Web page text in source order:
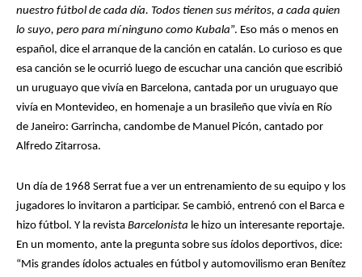
nuestro fútbol de cada día. Todos tienen sus méritos, a cada quien
lo suyo, pero para mí ninguno como Kubala”. Eso más o menos en
español, dice el arranque de la canción en catalán. Lo curioso es que
esa canción se le ocurrió luego de escuchar una canción que escribió
un uruguayo que vivía en Barcelona, cantada por un uruguayo que
vivía en Montevideo, en homenaje a un brasileño que vivía en Río
de Janeiro: Garrincha, candombe de Manuel Picón, cantado por
Alfredo Zitarrosa.
Un día de 1968 Serrat fue a ver un entrenamiento de su equipo y los
jugadores lo invitaron a participar. Se cambió, entrenó con el Barca e
hizo fútbol. Y la revista Barcelonista le hizo un interesante reportaje.
En un momento, ante la pregunta sobre sus ídolos deportivos, dice:
“Mis grandes ídolos actuales en fútbol y automovilismo eran Benítez